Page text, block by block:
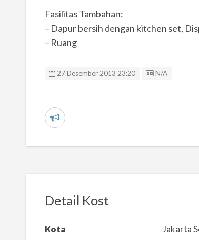
Fasilitas Tambahan:
– Dapur bersih dengan kitchen set,
– Ruang
27 Desember 2013 23:20 Listing ID
N/A
L
a
m
Detail Kost
Kota Jakarta